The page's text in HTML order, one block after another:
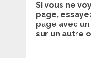
Si vous ne
page,
page avec
sur un autre